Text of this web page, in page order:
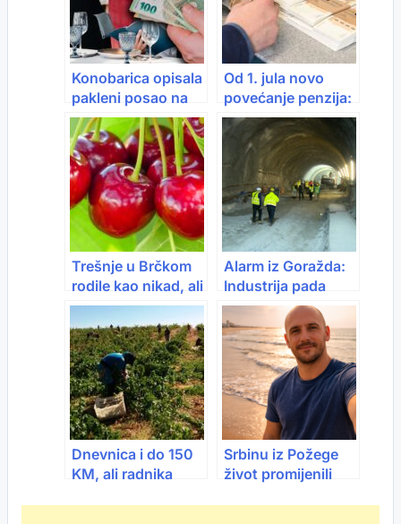
Konobarica opisala
pakleni posao na
Jadranu: ‘Radila
sam po 13 sati
dnevno, nema
pauze, nema jela,
nema odlaska na
WC…’
Od 1. jula novo
povećanje penzija:
Evo koliko bi mogla
rasti primanja
Trešnje u Brčkom
rodile kao nikad, ali
radnika nema ni za
100 KM dnevno
Alarm iz Goražda:
Industrija pada
zbog loših veza i
skupog prevoza
Dnevnica i do 150
KM, ali radnika
Srbinu iz Požege
život promijenili